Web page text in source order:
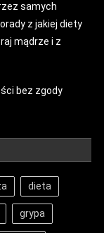
samych
z jakiej diety
mądrze i z
bez zgody
dieta
grypa